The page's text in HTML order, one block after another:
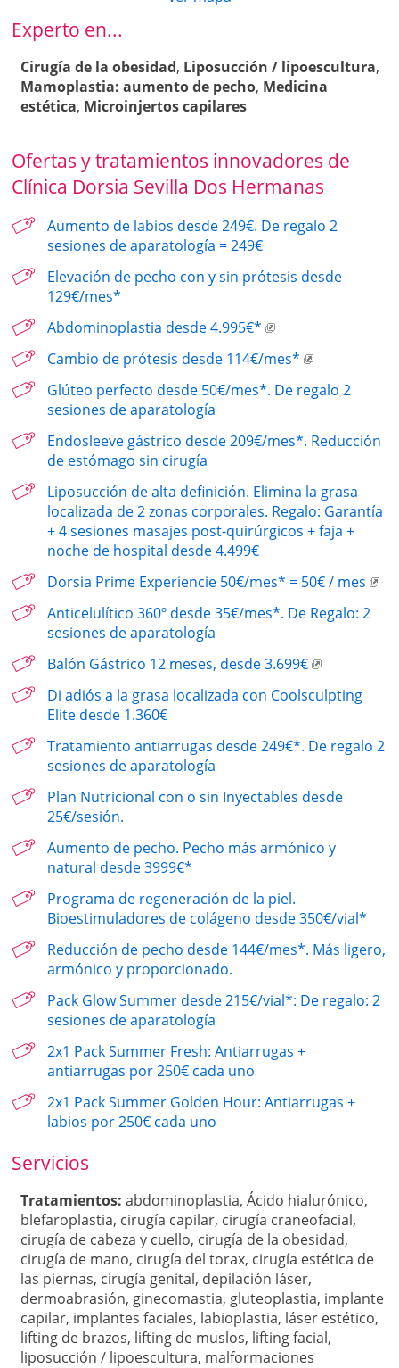
Experto en...
Cirugía de la obesidad, Liposucción / lipoescultura,
Mamoplastia: aumento de pecho, Medicina
estética, Microinjertos capilares
Ofertas y tratamientos innovadores de
Clínica Dorsia Sevilla Dos Hermanas
Aumento de labios desde 249€. De regalo 2
sesiones de aparatología = 249€
Elevación de pecho con y sin prótesis desde
129€/mes*
Abdominoplastia desde 4.995€*
Cambio de prótesis desde 114€/mes*
Glúteo perfecto desde 50€/mes*. De regalo 2
sesiones de aparatología
Endosleeve gástrico desde 209€/mes*. Reducción
de estómago sin cirugía
Liposucción de alta definición. Elimina la grasa
localizada de 2 zonas corporales. Regalo: Garantía
+ 4 sesiones masajes post-quirúrgicos + faja +
noche de hospital desde 4.499€
Dorsia Prime Experiencie 50€/mes* = 50€ / mes
Anticelulítico 360º desde 35€/mes*. De Regalo: 2
sesiones de aparatología
Balón Gástrico 12 meses, desde 3.699€
Di adiós a la grasa localizada con Coolsculpting
Elite desde 1.360€
Tratamiento antiarrugas desde 249€*. De regalo 2
sesiones de aparatología
Plan Nutricional con o sin Inyectables desde
25€/sesión.
Aumento de pecho. Pecho más armónico y
natural desde 3999€*
Programa de regeneración de la piel.
Bioestimuladores de colágeno desde 350€/vial*
Reducción de pecho desde 144€/mes*. Más ligero,
armónico y proporcionado.
Pack Glow Summer desde 215€/vial*: De regalo: 2
sesiones de aparatología
2x1 Pack Summer Fresh: Antiarrugas +
antiarrugas por 250€ cada uno
2x1 Pack Summer Golden Hour: Antiarrugas +
labios por 250€ cada uno
Servicios
Tratamientos: abdominoplastia,Ácido hialurónico,
blefaroplastia, cirugía capilar, cirugía craneofacial,
cirugía de cabeza y cuello, cirugía de la obesidad,
cirugía de mano, cirugía del torax, cirugía estética de
las piernas, cirugía genital, depilación láser,
dermoabrasión, ginecomastia, gluteoplastia, implante
capilar, implantes faciales, labioplastia, láser estético,
lifting de brazos, lifting de muslos, lifting facial,
liposucción / lipoescultura, malformaciones